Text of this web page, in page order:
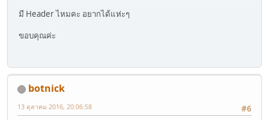
มี Header ไหมคะ อยากได้แห่ะๆ
ขอบคุณค่ะ
botnick
#6
13 ตุลาคม 2016, 20:06:58